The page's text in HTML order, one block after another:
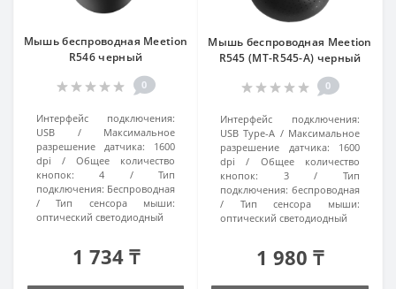
Мышь беспроводная Meetion
R546 черный
0
Интерфейс подключения:
USB
Максимальное
разрешение датчика:
1600
dpi
Общее количество
кнопок:
4
Тип
подключения: Беспроводная
Тип сенсора мыши:
оптический светодиодный
1 734 ₸
Мышь беспроводная Meetion
R545 (MT-R545-A) черный
0
Интерфейс подключения:
USB Type-A
Максимальное
разрешение датчика:
1600
dpi
Общее количество
кнопок:
3
Тип
подключения: беспроводная
Тип сенсора мыши:
оптический светодиодный
1 980 ₸